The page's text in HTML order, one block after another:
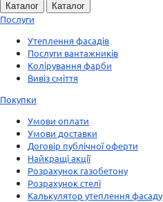
Каталог Каталог
Послуги
Утеплення фасадів
Послуги вантажників
Колірування фарби
Вивіз сміття
Покупки
Умови оплати
Умови доставки
Договір публічної оферти
Найкращі акції
Розрахунок газобетону
Розрахунок стелі
Калькулятор утеплення фасаду